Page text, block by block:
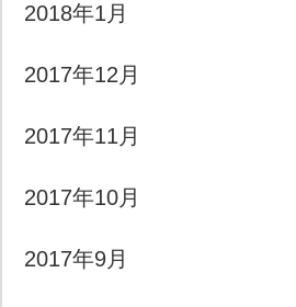
2018年1月
2017年12月
2017年11月
2017年10月
2017年9月